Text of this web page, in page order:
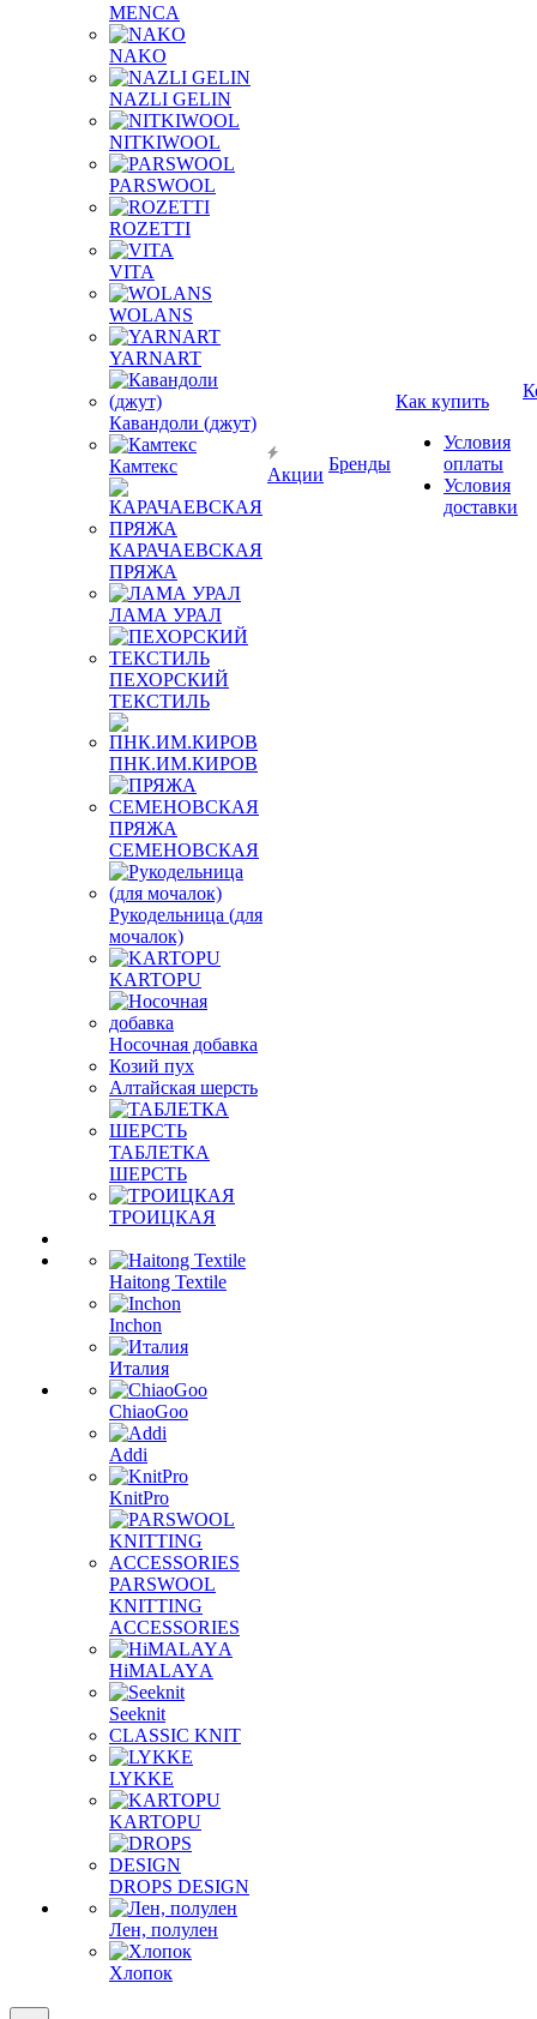
MENCA
NAKO
NAZLI GELIN
NITKIWOOL
PARSWOOL
ROZETTI
VITA
WOLANS
YARNART
Кавандоли (джут)
Камтекс
КАРАЧАЕВСКАЯ
ПРЯЖА
ЛАМА УРАЛ
ПЕХОРСКИЙ
ТЕКСТИЛЬ
ПНК.ИМ.КИРОВ
ПРЯЖА
СЕМЕНОВСКАЯ
Рукодельница (для
мочалок)
KARTOPU
Носочная добавка
Козий пух
Алтайская шерсть
ТАБЛЕTКА
ШЕРСТЬ
ТРОИЦКАЯ
Haitong Textilе
Inchon
Италия
ChiaoGoo
Addi
KnitPro
PARSWOOL
KNITTING
ACCESSORIES
HiMALAYА
Seeknit
CLASSIC KNIT
LYKKE
KАRTOPU
DROPS DЕSIGN
Лен, полулен
Хлопок
Акции
Бренды
Как купить
Условия
оплаты
Условия
доставки